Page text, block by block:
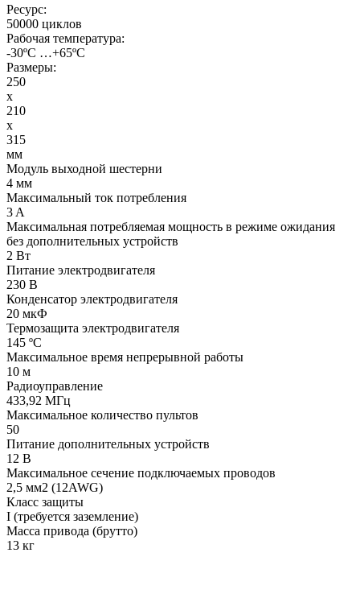
Ресурс:
50000 циклов
Рабочая температура:
-30ºС …+65ºС
Размеры:
250
x
210
x
315
мм
Модуль выходной шестерни
4 мм
Максимальный ток потребления
3 A
Максимальная потребляемая мощность в режиме ожидания
без дополнительных устройств
2 Вт
Питание электродвигателя
230 В
Конденсатор электродвигателя
20 мкФ
Термозащита электродвигателя
145 ºС
Максимальное время непрерывной работы
10 м
Радиоуправление
433,92 МГц
Максимальное количество пультов
50
Питание дополнительных устройств
12 В
Максимальное сечение подключаемых проводов
2,5 мм2 (12AWG)
Класс защиты
I (требуется заземление)
Масса привода (брутто)
13 кг